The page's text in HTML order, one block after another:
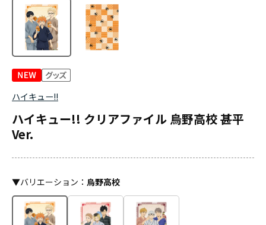
ハイキュー!!
ハイキュー!! クリアファイル 烏野高校 甚平
Ver.
▼バリエーション ： 烏野高校